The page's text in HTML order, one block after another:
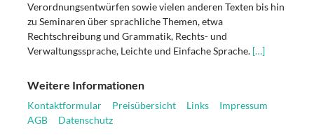
Verordnungsentwürfen sowie vielen anderen Texten bis hin
zu Seminaren über sprachliche Themen, etwa
Rechtschreibung und Grammatik, Rechts- und
Verwaltungssprache, Leichte und Einfache Sprache. […]
Weitere Informationen
Kontaktformular Preisübersicht Links
Impressum
AGB
Datenschutz